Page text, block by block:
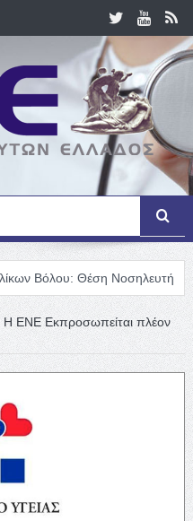
Νοσηλευτή Θέση
Η ΕΝΕ Εκπροσωπείται πλέον